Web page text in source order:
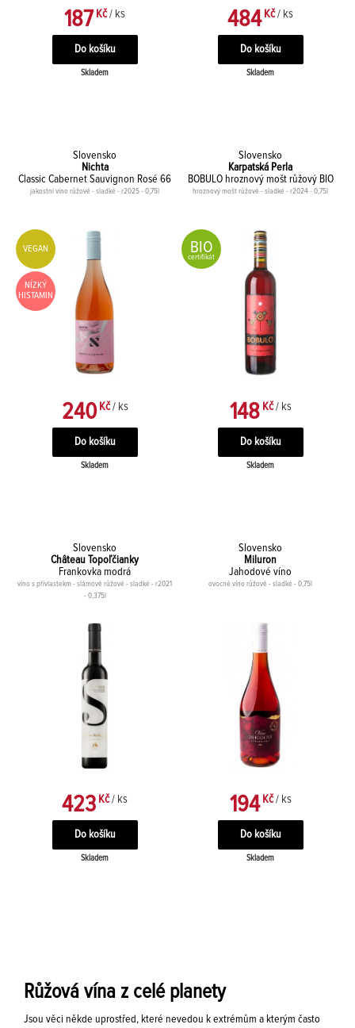
187Kč / ks
Skladem
484 Kč / ks
Skladem
Slovensko
Nichta
Classic Cabernet Sauvignon Rosé 66
jakostní víno růžové - sladké - r2025 - 0,75l
VEGAN
NÍZKÝ
HISTAMIN
240Kč / ks
Skladem
Slovensko
Karpatská Perla
BOBULO hroznový mošt růžový BIO
hroznový mošt růžové - sladké - r2024 - 0,75l
BIO
certifikát
148Kč / ks
Skladem
Slovensko
Château Topoľčianky
Frankovka modrá
víno s přívlastekm - slámové růžové - sladké - r2021
- 0,375l
423 Kč / ks
Skladem
Slovensko
Miluron
Jahodové víno
ovocné víno růžové - sladké - 0,75l
194 Kč / ks
Skladem
Růžová vína z celé planety
Jsou věci někde uprostřed, které nevedou k extrémům a kterým často